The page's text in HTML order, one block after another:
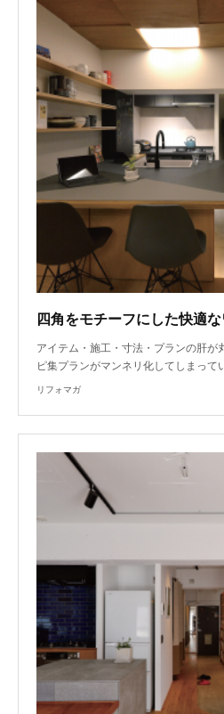
四角をモチーフにした快適
アイテム・施工・寸法・プランの肝が
ピ集プランがマンネリ化してしまっ
リフォマガ